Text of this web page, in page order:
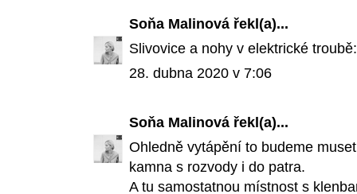
Soňa Malinová řekl(a)...
Slivovice a nohy v elektrické
28. dubna 2020 v 7:06
Soňa Malinová řekl(a)...
Ohledně vytápění to budeme
kamna s rozvody i do patra.
A tu samostatnou místnost s